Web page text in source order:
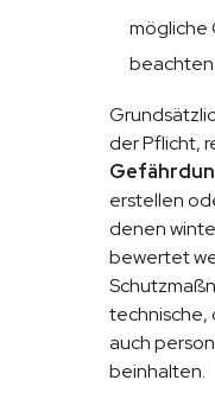
mögliche
beachten.
der Pflicht,
erstellen
denen
bewertet
technische,
auch
beinhalten.